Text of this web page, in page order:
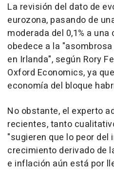
La revisión del dato de
eurozona, pasando de
moderada del 0,1% a
obedece a la
en Irlanda", según Rory
Oxford Economics, ya
economía del bloque
No obstante, el experto
recientes, tanto
"sugieren que lo peor del
crecimiento derivado de
e inflación aún está por